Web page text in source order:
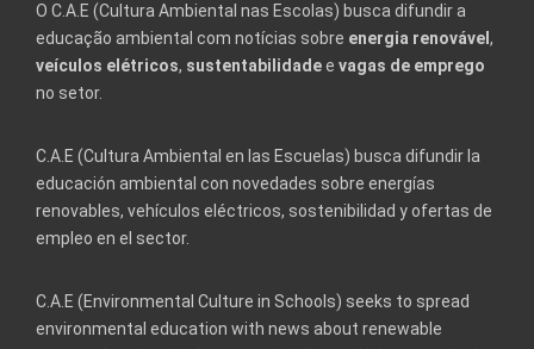
O C.A.E (Cultura Ambiental nas Escolas) busca difundir a
educação ambiental com notícias sobre energia renovável ,
veículos elétricos, sustentabilidadee vagas de emprego
no setor.
C.A.E (Cultura Ambiental en las Escuelas) busca difundir la
educación ambiental con novedades sobre energías
renovables, vehículos eléctricos, sostenibilidad y ofertas de
empleo en el sector.
C.A.E (Environmental Culture in Schools) seeks to spread
environmental education with news about renewable